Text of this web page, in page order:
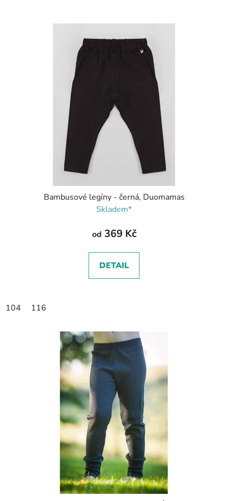
Bambusové legíny - černá, Duomamas
Skladem*
od 369 Kč
DETAIL
104 116